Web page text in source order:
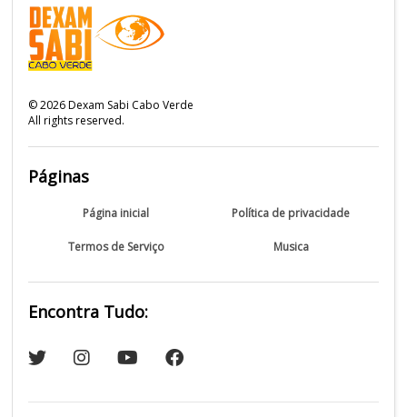
©2026Dexam Sabi Cabo Verde
All rights reserved.
Páginas
Página inicial Política de privacidade
Termos de Serviço Musica
Encontra Tudo: